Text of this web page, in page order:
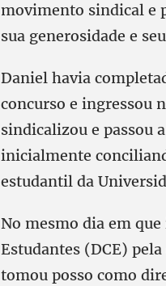
movimento sindical e
sua generosidade e
Daniel havia
concurso e ingressou
sindicalizou e passou
inicialmente
estudantil da
No mesmo dia em
Estudantes (DCE)
tomou posso como